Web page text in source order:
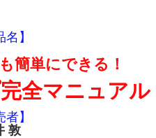
名】
簡単にできる！
全マニュアル
者】
敦